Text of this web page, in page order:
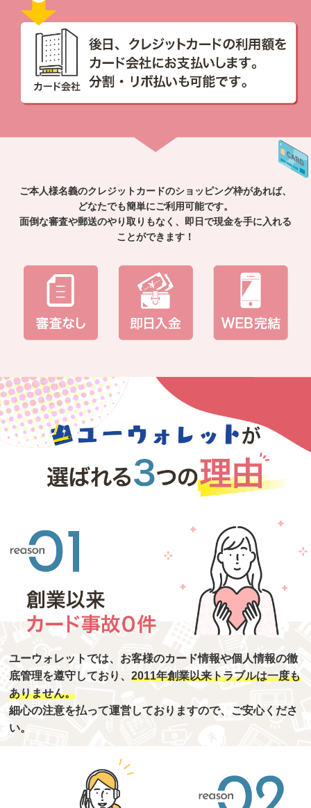
ご本人様名義のクレジットカードのショッピング枠があれば、
どなたでも簡単にご利用可能です。
面倒な審査や郵送のやり取りもなく、即日で現金を手に入れる
ことができます！
ユーウォレットでは、お客様のカード情報や個人情報の徹
底管理を遵守しており、2011年創業以来トラブルは一度も
ありません。
細心の注意を払って運営しておりますので、ご安心くださ
い。